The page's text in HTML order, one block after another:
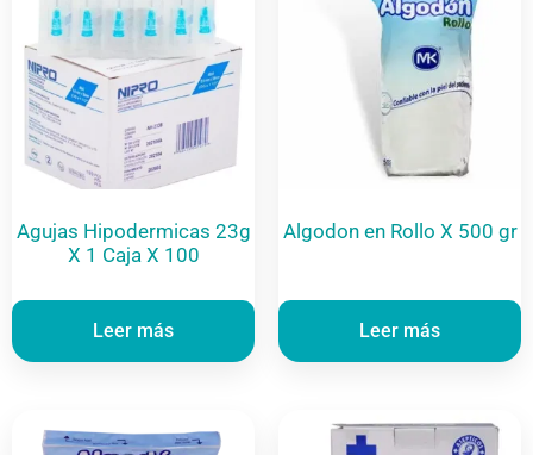
Agujas Hipodermicas 23g
X 1 Caja X 100
Leer más
Algodon en Rollo X 500 gr
Leer más